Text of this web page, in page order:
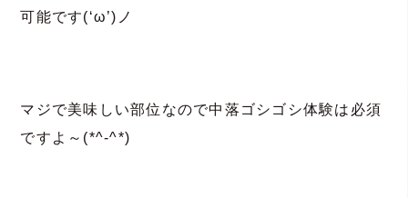
可能です(‘ω’)ノ
マジで美味しい部位なので中落ゴシゴシ体験は必須
ですよ～(*^-^*)